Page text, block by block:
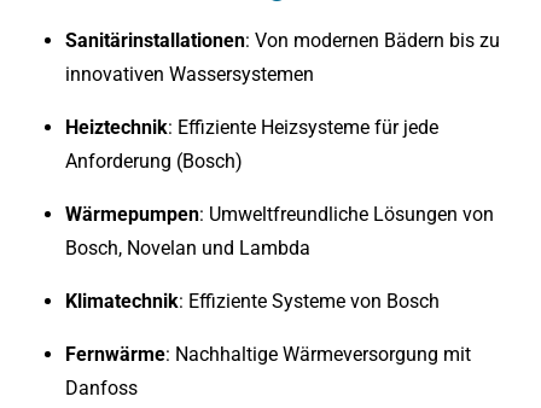
Sanitärinstallationen: Von modernen Bädern bis zu
innovativen Wassersystemen
Heiztechnik: Effiziente Heizsysteme für jede
Anforderung (Bosch)
Wärmepumpen: Umweltfreundliche Lösungen von
Bosch, Novelan und Lambda
Klimatechnik: Effiziente Systeme von Bosch
Fernwärme: Nachhaltige Wärmeversorgung mit
Danfoss